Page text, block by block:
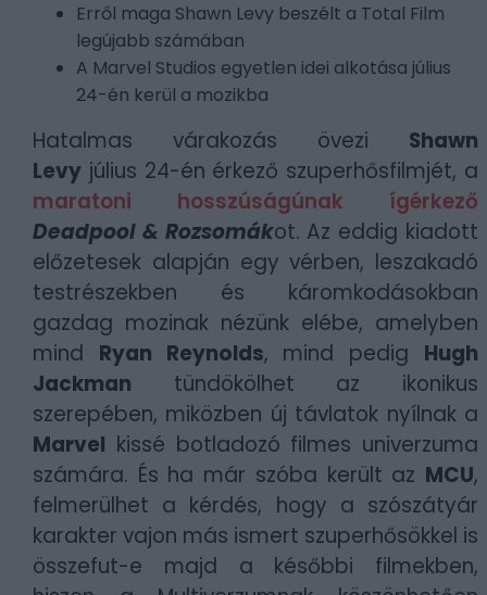
Erről maga Shawn Levy beszélt a Total Film
legújabb számában
A Marvel Studios egyetlen idei alkotása július
24-én kerül a mozikba
Hatalmas várakozás övezi Shawn
Levy július 24-én érkező szuperhősfilmjét, a
maratoni hosszúságúnak ígérkező
Deadpool & Rozsomákot. Az eddig kiadott
előzetesek alapján egy vérben, leszakadó
testrészekben és káromkodásokban
gazdag mozinak nézünk elébe, amelyben
mind Ryan Reynolds, mind pedig Hugh
Jackman tündökölhet az ikonikus
szerepében, miközben új távlatok nyílnak a
Marvel kissé botladozó filmes univerzuma
számára. És ha már szóba került az MCU,
felmerülhet a kérdés, hogy a szószátyár
karakter vajon más ismert szuperhősökkel is
összefut-e majd a későbbi filmekben,